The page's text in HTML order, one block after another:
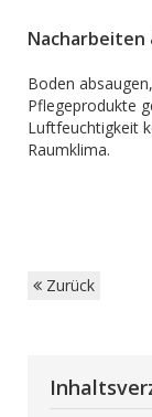
Nacharbeiten
Boden
Pflegeprodukte
Luftfeuchtigkeit
Raumklima.
Zurück